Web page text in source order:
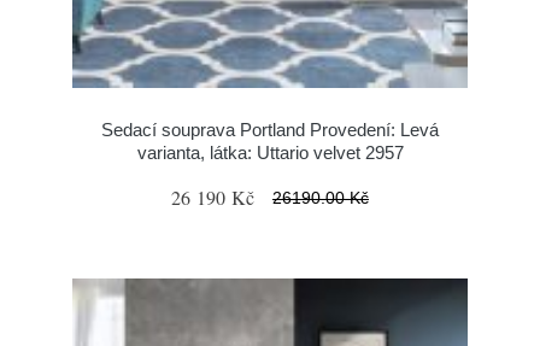
Sedací souprava Portland Provedení: Levá
varianta, látka: Uttario velvet 2957
26 190 Kč 26190.00 Kč